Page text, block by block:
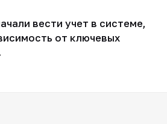
вести учет в системе,
от ключевых